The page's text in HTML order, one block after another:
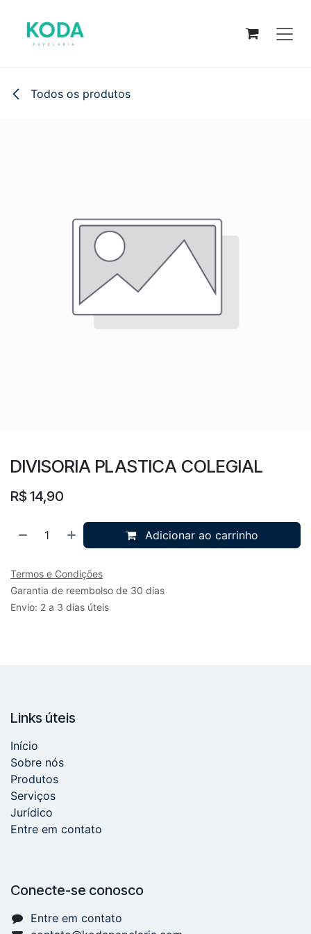
Todos os produtos
DIVISORIA PLASTICA COLEGIAL
R$ 14,90
Adicionar ao carrinho
Termos e Condições
Garantia de reembolso de 30 dias
Envio: 2 a 3 dias úteis
Links úteis
Início
Sobre nós
Produtos
Serviços
Jurídico
Entre em contato
Conecte-se conosco
Entre em contato